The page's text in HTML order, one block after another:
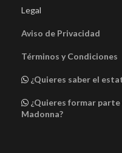
Legal
Aviso de Privacidad
Términos y Condiciones
¿Quieres saber el
¿Quieres formar
Madonna?